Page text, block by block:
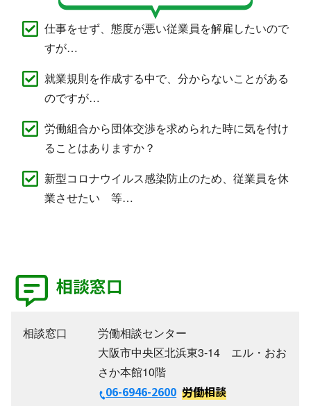
仕事をせず、態度が悪い従業員を解雇したいので
すが…
就業規則を作成する中で、分からないことがある
のですが…
労働組合から団体交渉を求められた時に気を付け
ることはありますか？
新型コロナウイルス感染防止のため、従業員を休
業させたい 等…
相談窓口
相談窓口
労働相談センター
大阪市中央区北浜東3-14 エル・おお
さか本館10階
06-6946-2600 労働相談